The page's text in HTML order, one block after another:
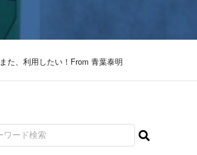
また、利用したい！From 青葉泰明